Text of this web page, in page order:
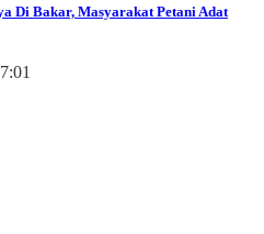
Di Bakar, Masyarakat Petani Adat